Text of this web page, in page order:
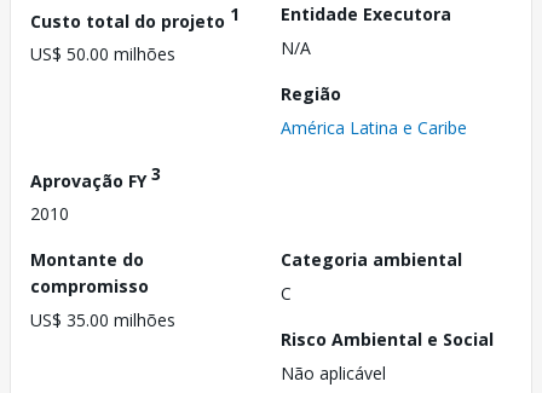
Custo total do projeto 1
US$ 50.00 milhões
Entidade Executora
N/A
Região
América Latina e Caribe
Aprovação FY3
2010
Montante do
compromisso
US$ 35.00 milhões
Categoria ambiental
C
Risco Ambiental e Social
Não aplicável